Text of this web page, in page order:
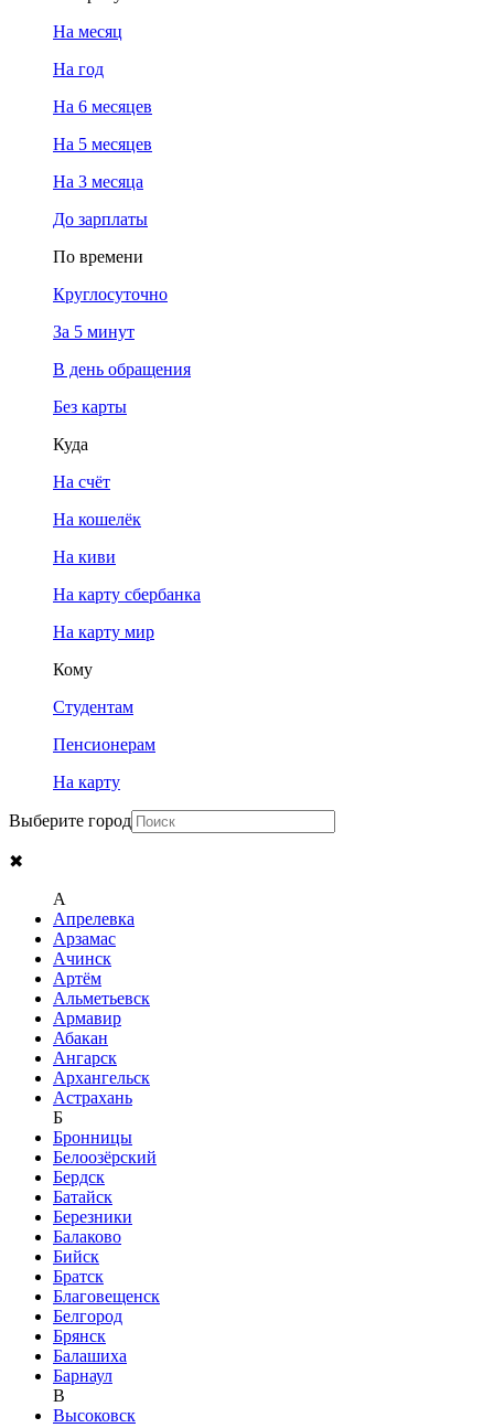
На месяц
На год
На 6 месяцев
На 5 месяцев
На 3 месяца
До зарплаты
По времени
Круглосуточно
За 5 минут
В день обращения
Без карты
Куда
На счёт
На кошелёк
На киви
На карту сбербанка
На карту мир
Кому
Студентам
Пенсионерам
На карту
Выберите город
✖
A
Апрелевка
Арзамас
Ачинск
Артём
Альметьевск
Армавир
Абакан
Ангарск
Архангельск
Астрахань
Б
Бронницы
Белоозёрский
Бердск
Батайск
Березники
Балаково
Бийск
Братск
Благовещенск
Белгород
Брянск
Балашиха
Барнаул
В
Высоковск